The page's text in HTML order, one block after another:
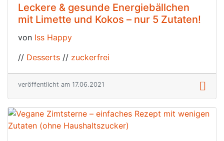
Leckere & gesunde Energiebällchen
mit Limette und Kokos – nur 5 Zutaten!
von Iss Happy
// Desserts // zuckerfrei
veröffentlicht am 17.06.2021